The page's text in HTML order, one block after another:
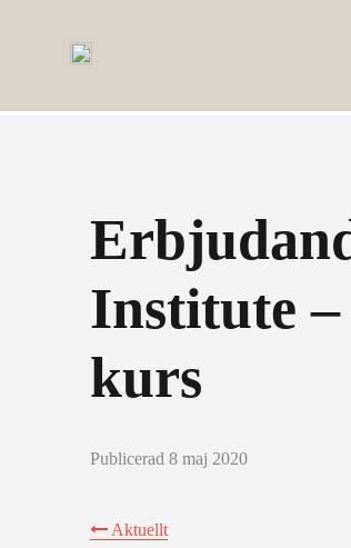
Institute
kurs
Publicerad 8 maj 2020
Aktuellt